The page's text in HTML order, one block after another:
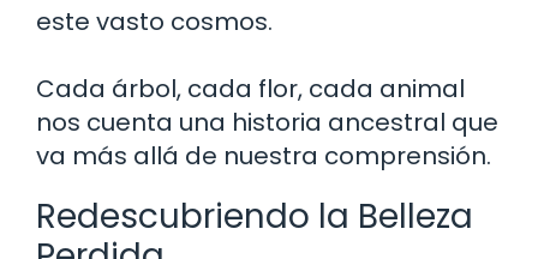
este vasto cosmos.
Cada árbol, cada flor, cada animal
nos cuenta una historia ancestral que
va más allá de nuestra comprensión.
Redescubriendo la Belleza